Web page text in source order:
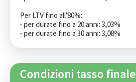
Per LTV fino all'80%:
- per durate fino a 20 anni: 3,03%
- per durate fino a 30 anni: 3,08%
Condizioni tasso finale